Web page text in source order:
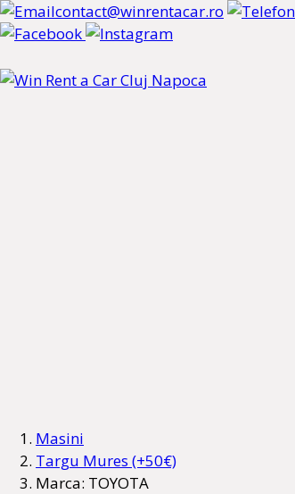
contact@winrentacar.ro
Masini
Targu Mures (+50€)
Marca: TOYOTA